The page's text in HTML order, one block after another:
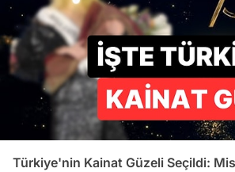
Türkiye'nin Kainat Güzeli Seçildi: